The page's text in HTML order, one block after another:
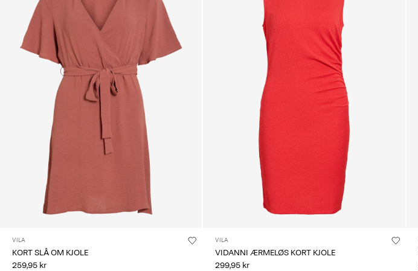
VILA
KORT SLÅ OM KJOLE
259,95 kr
VILA
VIDANNI ÆRMELØS KORT KJOLE
299,95 kr